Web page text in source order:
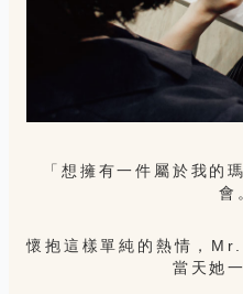
「想擁有一件屬於我的
會
懷抱這樣單純的熱情，
當天她